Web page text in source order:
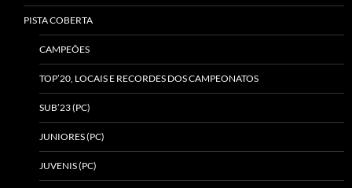
PISTA COBERTA
CAMPEÕES
TOP’20, LOCAIS E RECORDES DOS CAMPEONATOS
SUB’23 (PC)
JUNIORES (PC)
JUVENIS (PC)